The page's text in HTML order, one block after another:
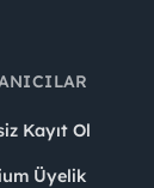
Kayıt Ol
Üyelik